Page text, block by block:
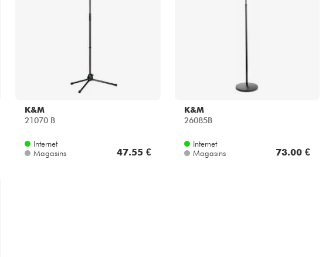
K&M
21070 B
Internet
Magasins
47.55 €
K&M
26085B
Internet
Magasins
73.00 €